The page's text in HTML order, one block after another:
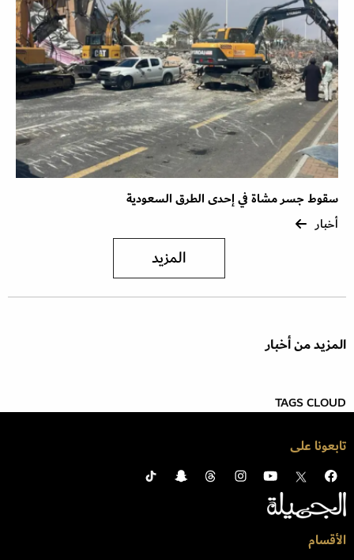
سقوط جسر مشاة في إحدى الطرق السعودية
أخبار
المزيد
المزيد من أخبار
TAGS CLOUD
تابعونا على
الأقسام